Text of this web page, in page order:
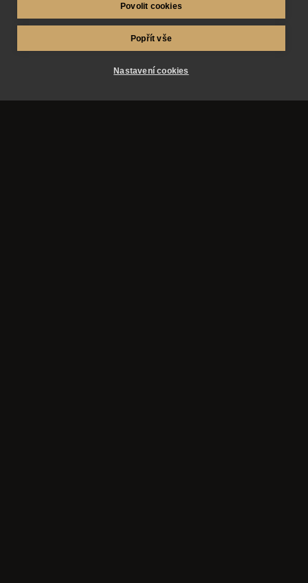
Co všechno by měl zajistit fotograf
Fotograf na svatbu by neměl jen přijít a fotit.
fotograf řešit předem, během dne i po svatbě.
Povolit cookies
Popřít vše
Nastavení cookies